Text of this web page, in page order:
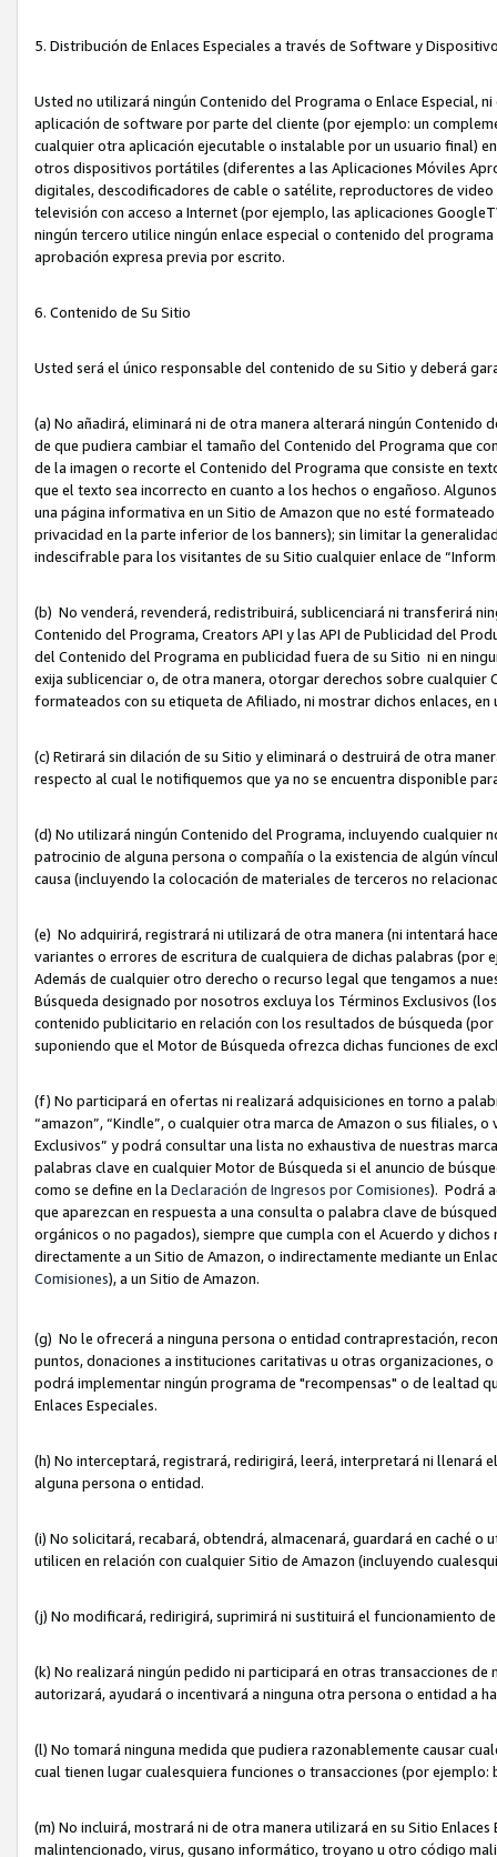
5. Distribución de Enlaces Especiales a través de Software y
Usted no utilizará ningún Contenido del Programa o Enlace Especial,
aplicación de software por parte del cliente (por ejemplo: un
cualquier otra aplicación ejecutable o instalable por un usuario final)
otros dispositivos portátiles (diferentes a las Aplicaciones Móviles
digitales, descodificadores de cable o satélite, reproductores de
televisión con acceso a Internet (por ejemplo, las aplicaciones
ningún tercero utilice ningún enlace especial o contenido del
aprobación expresa previa por escrito.
6. Contenido de Su Sitio
Usted será el único responsable del contenido de su Sitio y deberá
(a) No añadirá, eliminará ni de otra manera alterará ningún
de que pudiera cambiar el tamaño del Contenido del Programa que
de la imagen o recorte el Contenido del Programa que consiste en
que el texto sea incorrecto en cuanto a los hechos o engañoso.
una página informativa en un Sitio de Amazon que no esté
privacidad en la parte inferior de los banners); sin limitar la
indescifrable para los visitantes de su Sitio cualquier enlace de
(b) No venderá, revenderá, redistribuirá, sublicenciará ni transferirá
Contenido del Programa, Creators API y las API de Publicidad del
del Contenido del Programa en publicidad fuera de su Sitio ni en
exija sublicenciar o, de otra manera, otorgar derechos sobre
formateados con su etiqueta de Afiliado, ni mostrar dichos enlaces,
(c) Retirará sin dilación de su Sitio y eliminará o destruirá de otra
respecto al cual le notifiquemos que ya no se encuentra disponible
(d) No utilizará ningún Contenido del Programa, incluyendo cualquier
patrocinio de alguna persona o compañía o la existencia de algún
causa (incluyendo la colocación de materiales de terceros no
(e) No adquirirá, registrará ni utilizará de otra manera (ni intentará
variantes o errores de escritura de cualquiera de dichas palabras (por
Además de cualquier otro derecho o recurso legal que tengamos a
Búsqueda designado por nosotros excluya los Términos Exclusivos
contenido publicitario en relación con los resultados de búsqueda
suponiendo que el Motor de Búsqueda ofrezca dichas funciones de
(f) No participará en ofertas ni realizará adquisiciones en torno a
“amazon”, “Kindle”, o cualquier otra marca de Amazon o sus filiales,
Exclusivos” y podrá consultar una lista no exhaustiva de nuestras
palabras clave en cualquier Motor de Búsqueda si el anuncio de
como se define en la Declaración de Ingresos por Comisiones). Podrá
que aparezcan en respuesta a una consulta o palabra clave de
orgánicos o no pagados), siempre que cumpla con el Acuerdo y
directamente a un Sitio de Amazon, o indirectamente mediante un
Comisiones), a un Sitio de Amazon.
(g) No le ofrecerá a ninguna persona o entidad contraprestación,
puntos, donaciones a instituciones caritativas u otras organizaciones,
podrá implementar ningún programa de "recompensas" o de lealtad
Enlaces Especiales.
(h) No interceptará, registrará, redirigirá, leerá, interpretará ni
alguna persona o entidad.
(i) No solicitará, recabará, obtendrá, almacenará, guardará en caché
utilicen en relación con cualquier Sitio de Amazon (incluyendo
(j) No modificará, redirigirá, suprimirá ni sustituirá el funcionamiento
(k) No realizará ningún pedido ni participará en otras transacciones
autorizará, ayudará o incentivará a ninguna otra persona o entidad a
(l) No tomará ninguna medida que pudiera razonablemente causar
cual tienen lugar cualesquiera funciones o transacciones (por
(m) No incluirá, mostrará ni de otra manera utilizará en su Sitio
malintencionado, virus, gusano informático, troyano u otro código